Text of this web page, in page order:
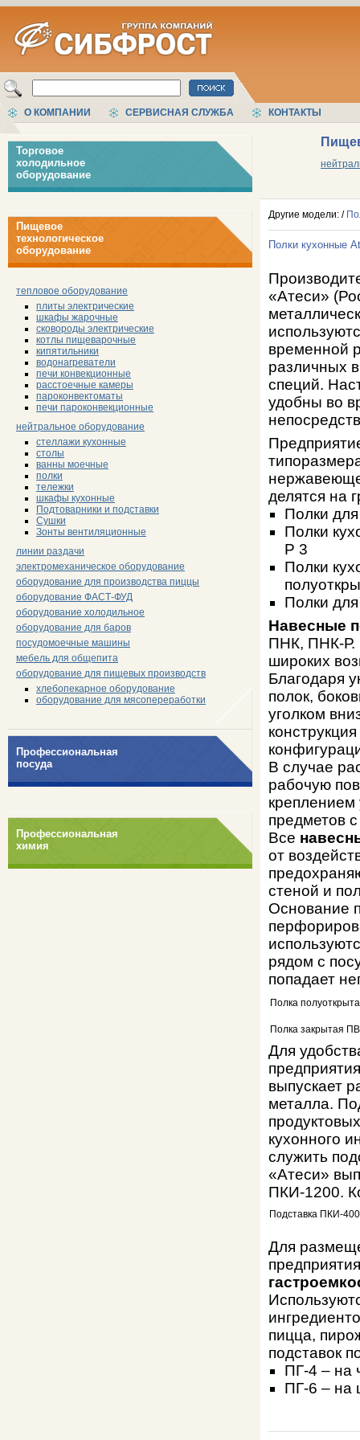
О КОМПАНИИ СЕРВИСНАЯ СЛУЖБА КОНТАКТЫ
Торговое
холодильное
оборудование
Пищевое
технологическое
оборудование
тепловое оборудование
плиты электрические
шкафы жарочные
сковороды электрические
котлы пищеварочные
кипятильники
водонагреватели
печи конвекционные
расстоечные камеры
пароконвектоматы
печи пароконвекционные
нейтральное оборудование
стеллажи кухонные
столы
ванны моечные
полки
тележки
шкафы кухонные
Подтоварники и подставки
Сушки
Зонты вентиляционные
линии раздачи
электромеханическое оборудование
оборудование для производства пиццы
оборудование ФАСТ-ФУД
оборудование холодильное
оборудование для баров
посудомоечные машины
мебель для общепита
оборудование для пищевых производств
хлебопекарное оборудование
оборудование для мясопереработки
Профессиональная
посуда
Профессиональная
химия
Другие модели: /
Полки кухонные
«Атеси»
временной
различных
специй.
удобны во
делятся на
Полки
Полки
Р 3
Полки
Полки
Навесные
ПНК, ПНК-Р.
широких
Благодаря
полок,
уголком
В случае
рабочую
предметов
Все
от
стеной и
Основание
рядом с
попадает
Полка
Полка закрытая
Для
выпускает
металла.
кухонного
служить
«Атеси»
ПКИ-1200.
Подставка ПКИ-400
Для
пицца,
подставок
ПГ-4 – на
ПГ-6 – на